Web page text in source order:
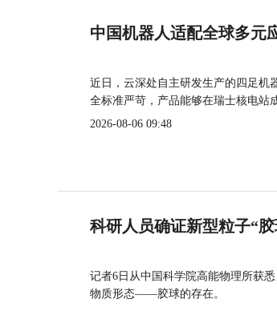
中国机器人适配全球多元
近日，云深处自主研发生产的四足机
全标准严苛，产品能够在瑞士核电站
2026-08-06 09:48
科研人员确证新型粒子“
记者6日从中国科学院高能物理所获
物质形态——胶球的存在。